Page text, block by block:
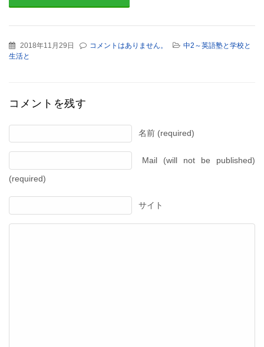
2018年11月29日 コメントはありません。
中2～英語塾と学校と
生活と
コメントを残す
名前 (required)
Mail (will not be published)
(required)
サイト